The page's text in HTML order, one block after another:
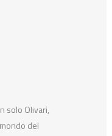
solo Olivari,
del